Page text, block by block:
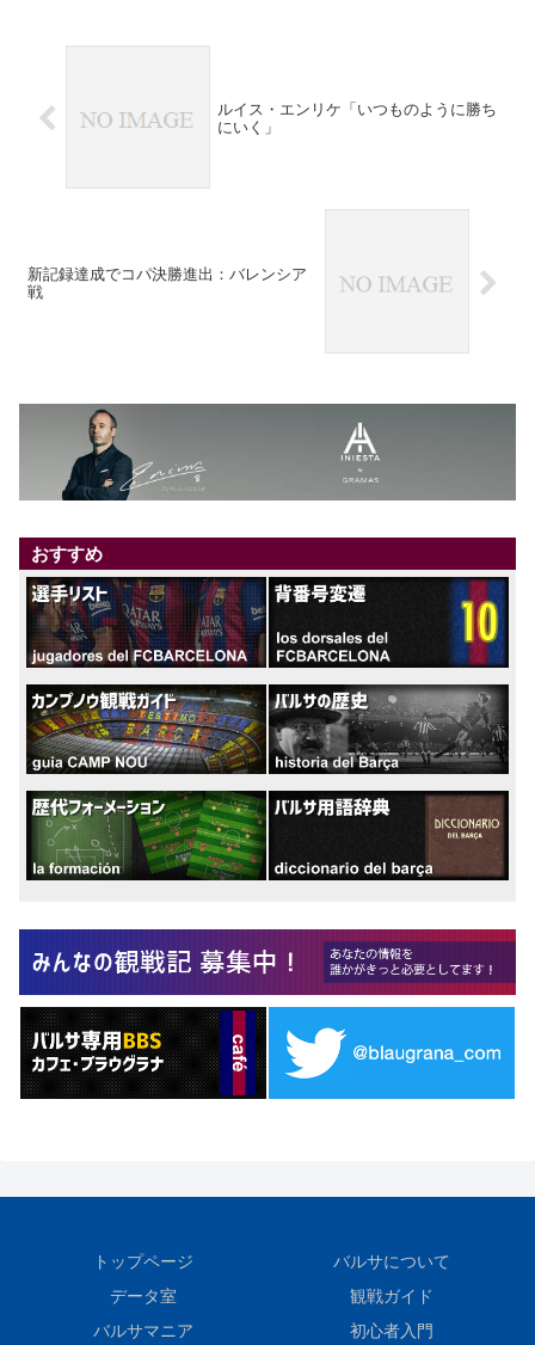
ルイス・エンリケ「いつものように勝ち
にいく」
新記録達成でコパ決勝進出：バレンシア
戦
おすすめ
トップページ
バルサについて
データ室
観戦ガイド
バルサマニア
初心者入門